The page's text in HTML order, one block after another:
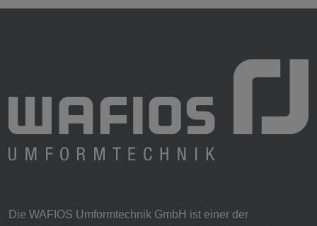
Die WAFIOS Umformtechnik GmbH ist einer der